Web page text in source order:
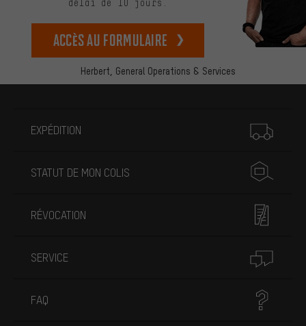
Herbert, General Operations & Services
délai de 10 jours.
Accès au formulaire
EXPÉDITION
STATUT DE MON COLIS
RÉVOCATION
SERVICE
FAQ